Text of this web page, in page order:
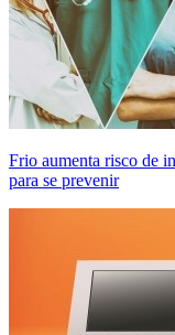
Frio aumenta risco de
para se prevenir